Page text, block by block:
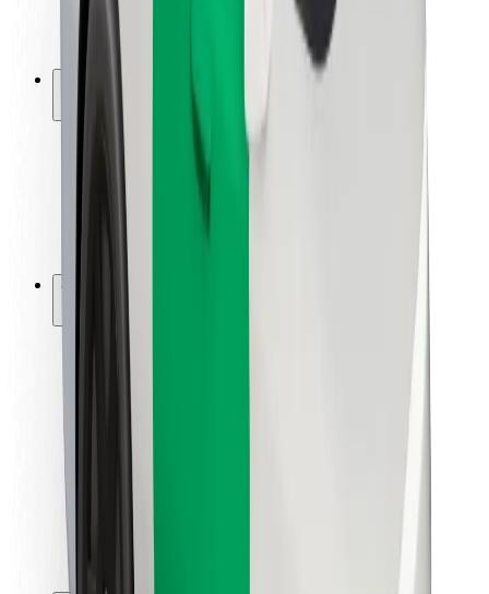
სკუტერის უსაფრთხოება
უსაფრთხოება
ქალაქები
ლოკაციები
ქალაქი უკეთესობისკენ
აეროპორტები
Bolt-ის დასატენი სადგური
მხარდაჭერა
მგზავრებისთვის
მძღოლებისთვის
კურიერებისთვის
ავტოპარკის მფლობელებისთვის
რესტორნებისთვის
Bolt for Business